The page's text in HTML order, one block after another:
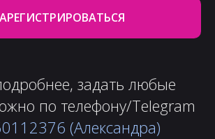
задать любые
по телефону/Telegram
(Александра)